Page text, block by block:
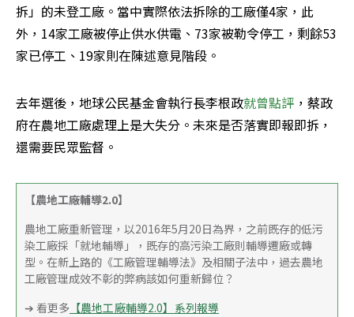
拆」的未登工廠。當中實際依法拆除的工廠僅4家，此
外，14家工廠被停止供水供電、73家被勒令停工，剩餘53
家已停工、19家則在陳述意見階段。
去年選後，地球公民基金會執行長李根政就曾點評 ，蔡政
府在農地工廠處理上是大失分。未來是否落實即報即拆，
還需要民眾監督。
【農地工廠輔導2.0】
農地工廠重新管理，以2016年5月20日為界，之前既存的低污
染工廠採「就地輔導」，既存的高污染工廠則輔導遷廠或轉
型。在新上路的《工廠管理輔導法》及相關子法中，過去農地
工廠管理成效不彰的弊病該如何重新歸位？
➔ 看更多 【農地工廠輔導2.0】系列報導